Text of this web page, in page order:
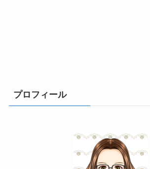
プロフィール